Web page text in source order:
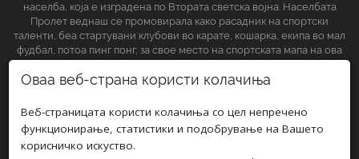
населба, која е изградена по Втората светска војна. Населбата
Пролет веднаш се промовирала како расадник на спортски
таленти, беа стартувани клубови во карате, кошарка, екипа во мал
фудбал, потоа пинг понг, за свое место на спортската мапа на ова
СЛЕДЕТЕ НЀ НА
Оваа веб-страна користи колачиња
Веб-страницата користи колачиња со цел непречено
функционирање, статистики и подобрување на Вашето
корисничко искуство.